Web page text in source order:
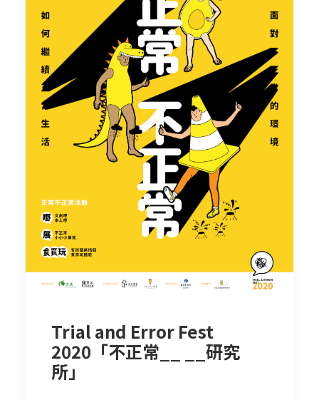
Trial and Error Fest
2020「不正常__ __研究
所」